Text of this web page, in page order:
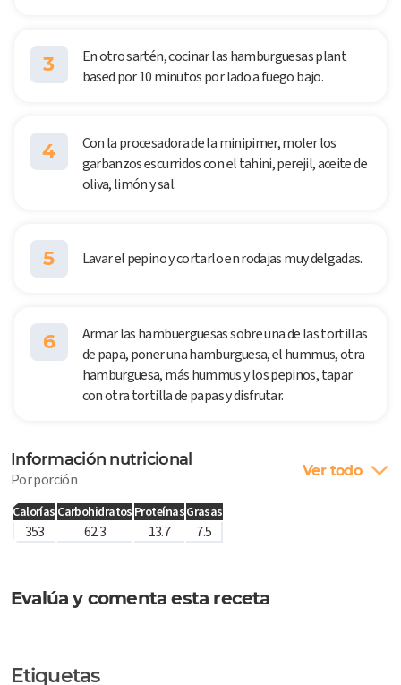
3
En otro sartén, cocinar las hamburguesas plant
based por 10 minutos por lado a fuego bajo.
4
Con la procesadora de la minipimer, moler los
garbanzos escurridos con el tahini, perejil, aceite de
oliva, limón y sal.
5 Lavar el pepino y cortarlo en rodajas muy delgadas.
6
Armar las hambuerguesas sobre una de las tortillas
de papa, poner una hamburguesa, el hummus, otra
hamburguesa, más hummus y los pepinos, tapar
con otra tortilla de papas y disfrutar.
Información nutricional
Por porción Ver todo
Calorías Carbohidratos ProteínasGrasas
353 62.3 13.7 7.5
Evalúa y comenta esta receta
Etiquetas